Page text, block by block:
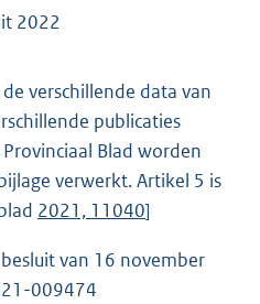
2022
verschillende data van
publicaties
Blad worden
verwerkt. Artikel 5 is
2021, 11040]
van 16 november
009474